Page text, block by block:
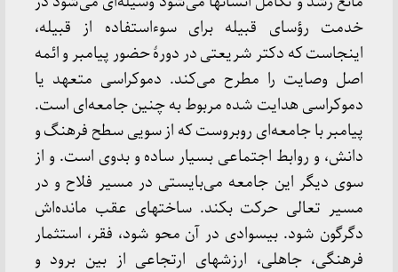
خدمت رؤسای قبیله برای سوءاستفاده از قبیله،
اینجاست که دکتر شریعتی در دورۀ حضور پیامبر و ائمه
اصل وصایت را مطرح می‌کند. دموکراسی متعهد یا
دموکراسی هدایت شده مربوط به چنین جامعه‌ای است.
پیامبر با جامعه‌ای روبروست که از سویی سطح فرهنگ و
دانش، و روابط اجتماعی بسیار ساده و بدوی است. و از
سوی دیگر این جامعه می‌بایستی در مسیر فلاح و در
مسیر تعالی حرکت بکند. ساختهای عقب مانده‌اش
دگرگون شود. بیسوادی در آن محو شود، فقر، استثمار
فرهنگی، جاهلی، ارزشهای ارتجاعی از بین برود و